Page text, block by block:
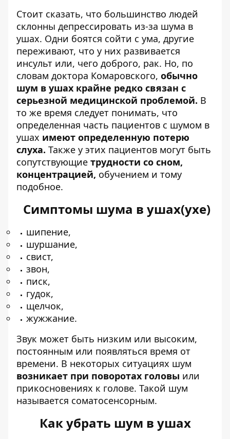
Стоит сказать, что большинство людей
склонны депрессировать из-за шума в
ушах. Одни боятся сойти с ума, другие
переживают, что у них развивается
инсульт или, чего доброго, рак. Но, по
словам доктора Комаровского, обычно
шум в ушах крайне редко связан с
серьезной медицинской проблемой. В
то же время следует понимать, что
определенная часть пациентов с шумом в
ушах имеют определенную потерю
слуха. Также у этих пациентов могут быть
сопутствующие трудности со сном,
концентрацией, обучением и тому
подобное.
Симптомы шума в ушах(ухе)
шипение,
шуршание,
свист,
звон,
писк,
гудок,
щелчок,
жужжание.
Звук может быть низким или высоким,
постоянным или появляться время от
времени. В некоторых ситуациях шум
возникает при поворотах головы или
прикосновениях к голове. Такой шум
называется соматосенсорным.
Как убрать шум в ушах